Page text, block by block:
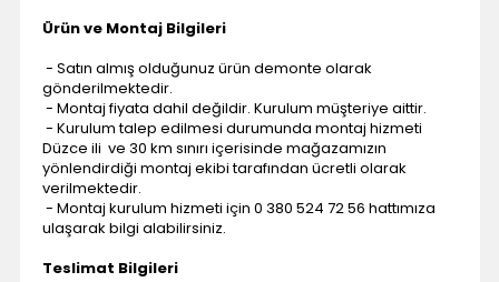
Ürün ve Montaj Bilgileri
- Satın almış olduğunuz ürün demonte olarak
gönderilmektedir.
- Montaj fiyata dahil değildir. Kurulum müşteriye aittir.
- Kurulum talep edilmesi durumunda montaj hizmeti
Düzce ili ve 30 km sınırı içerisinde mağazamızın
yönlendirdiği montaj ekibi tarafından ücretli olarak
verilmektedir.
- Montaj kurulum hizmeti için 0 380 524 72 56 hattımıza
ulaşarak bilgi alabilirsiniz.
Teslimat Bilgileri